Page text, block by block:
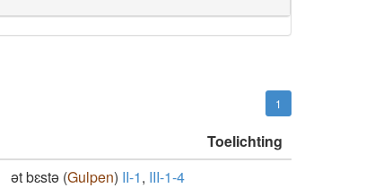
1
Toelichting
ǝt bɛstǝ (Gulpen) II-1, III-1-4